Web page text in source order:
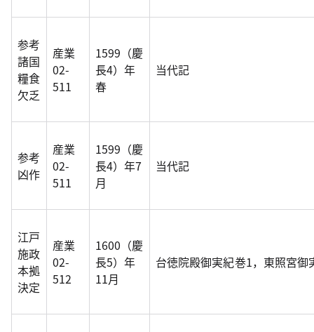
参考
諸国
糧食
欠乏
産業
02-
511
1599（慶
長4）年
春
当代記
参考
凶作
産業
02-
511
1599（慶
長4）年7
月
当代記
江戸
施政
本拠
決定
産業
02-
512
1600（慶
長5）年
11月
台徳院殿御実紀巻1，東照宮